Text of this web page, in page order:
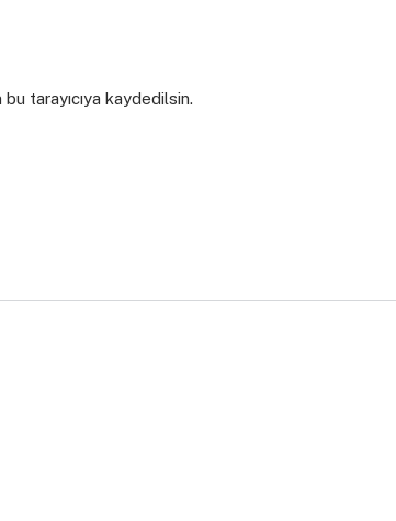
tarayıcıya kaydedilsin.